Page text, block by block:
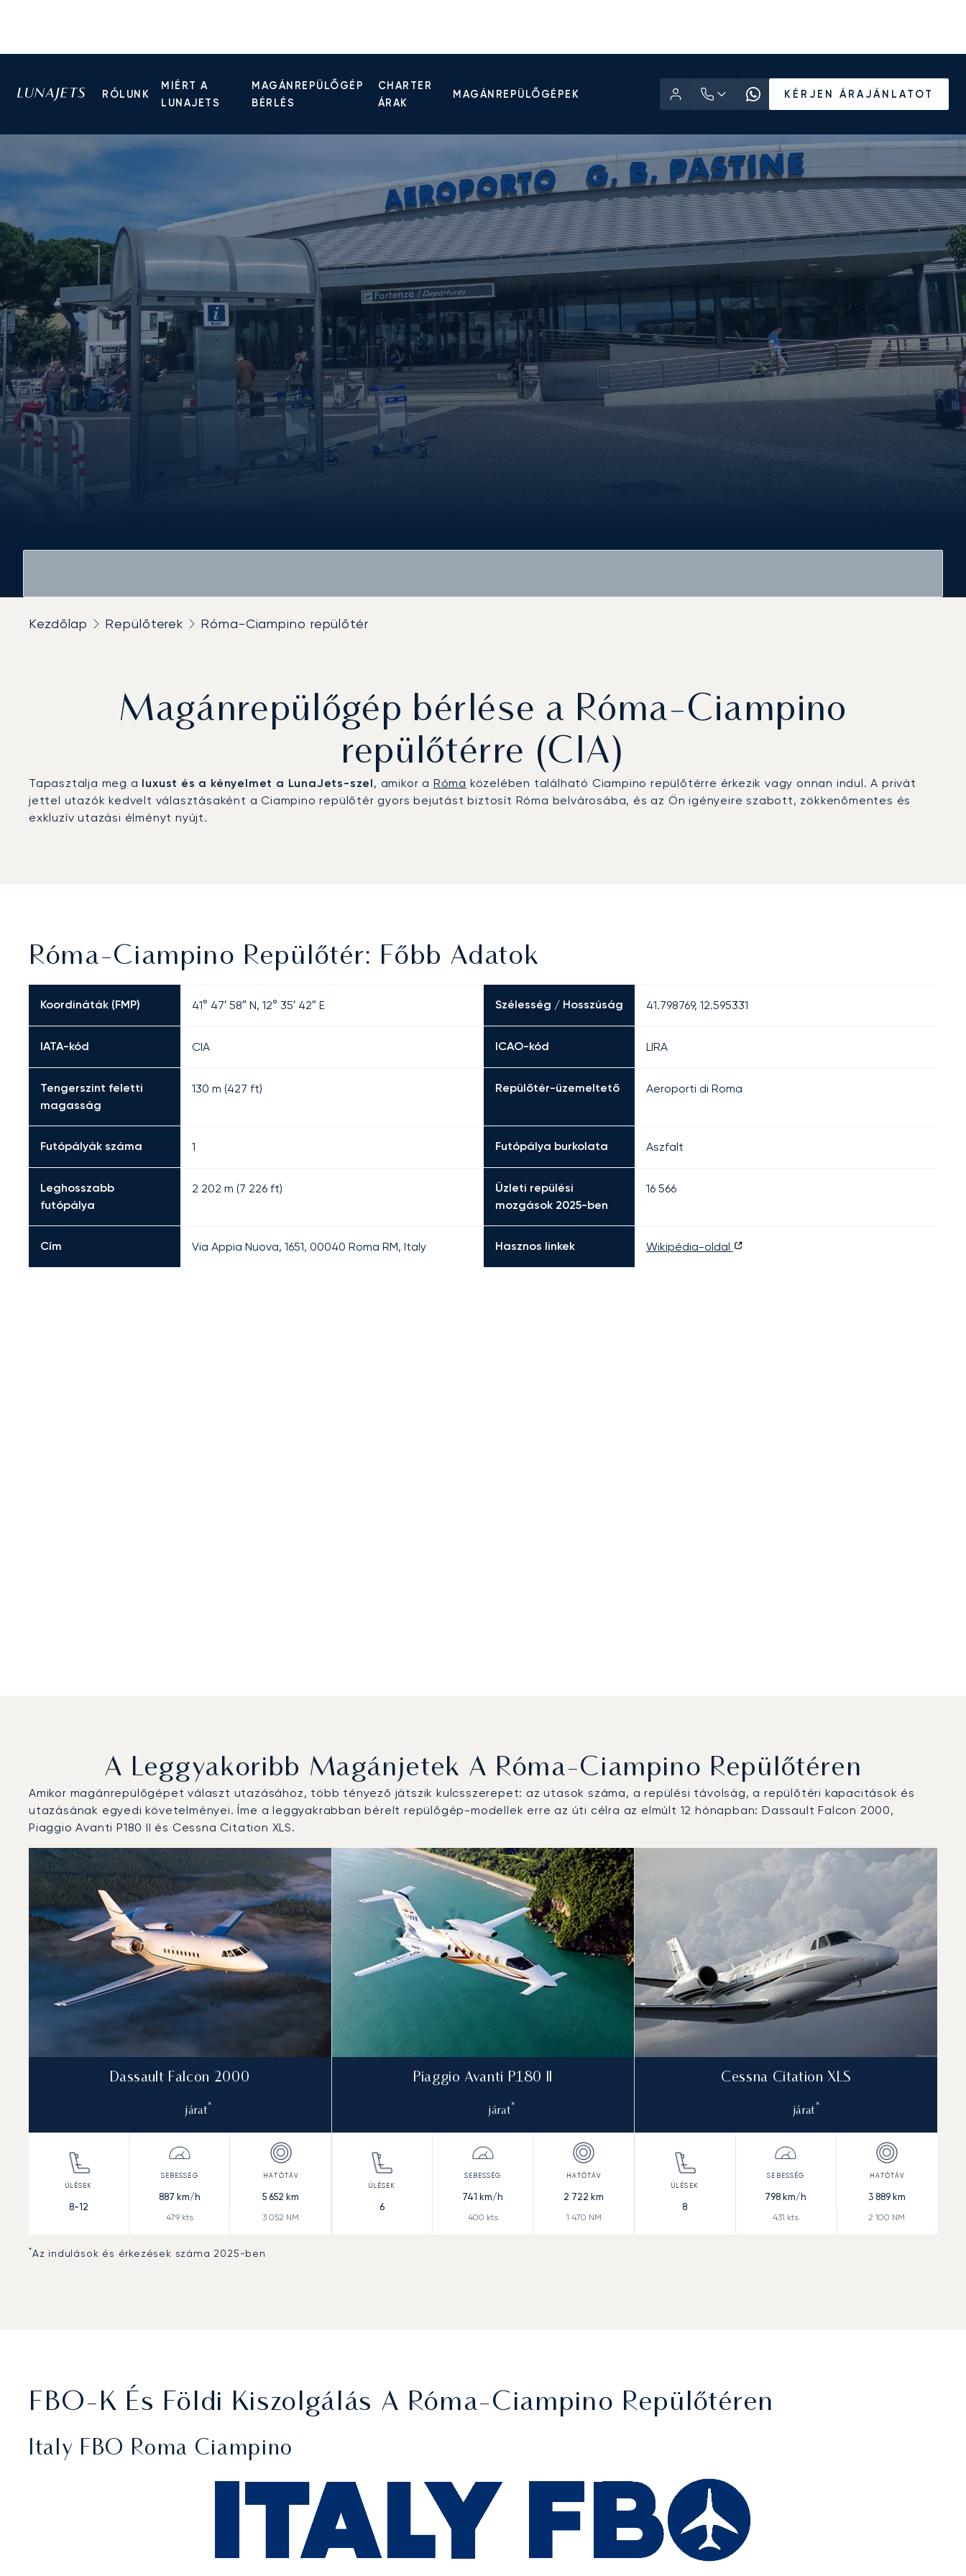
RÓLUNK
MIÉRT A
LUNAJETS
MAGÁNREPÜLŐGÉP
BÉRLÉS
CHARTER
ÁRAK
MAGÁNREPÜLŐGÉPEK KÉRJEN ÁRAJÁNLATOT
Kezdőlap Repülőterek Róma-Ciampino repülőtér
Magánrepülőgép bérlése a Róma-Ciampino
repülőtérre (CIA)
Tapasztalja meg a luxust és a kényelmet a LunaJets-szel, amikor a Róma közelében található Ciampino repülőtérre érkezik vagy onnan indul. A privát
jettel utazók kedvelt választásaként a Ciampino repülőtér gyors bejutást biztosít Róma belvárosába, és az Ön igényeire szabott, zökkenőmentes és
exkluzív utazási élményt nyújt.
Róma-Ciampino Repülőtér: Főbb Adatok
Koordináták (FMP) 41° 47′ 58″ N, 12° 35′ 42″ E Szélesség / Hosszúság 41.798769, 12.595331
IATA-kód CIA ICAO-kód LIRA
Tengerszint feletti
magasság
130 m (427 ft) Repülőtér-üzemeltető Aeroporti di Roma
Futópályák száma 1 Futópálya burkolata Aszfalt
Leghosszabb
futópálya
2 202 m (7 226ft)
Üzleti repülési
mozgások 2025-ben
16 566
Cím Via Appia Nuova, 1651, 00040 Roma RM, Italy Hasznos linkek Wikipédia-oldal
A Leggyakoribb Magánjetek A Róma-Ciampino Repülőtéren
Amikor magánrepülőgépet választ utazásához, több tényező játszik kulcsszerepet: az utasok száma, a repülési távolság, a repülőtéri kapacitások és
utazásának egyedi követelményei. Íme a leggyakrabban bérelt repülőgép-modellek erre az úti célra az elmúlt 12 hónapban: Dassault Falcon 2000,
Piaggio Avanti P180 II és Cessna Citation XLS.
Róma-Ciampino repülőtér : A 3 legtöbbet repült repülőgép-típus a repülési forgalom száma alapján 2025-ben
Repülőgép fotója Repülőgép-típus
Repülési forgalom 2025-ben
Ülőhelyek
Sebesség (km/h)
Sebesség (csomó)
Hatótávolság (km) Hatótávolság (NM)
Dassault Falcon 2000
járat*
8-12
887 km/h
479kts
5 652 km
3 052 NM
Piaggio Avanti P180 II
járat*
6
741 km/h
400 kts
2 722 km
1 470 NM
Cessna Citation XLS
járat *
8
798 km/h
431 kts
3 889km
2 100 NM
*Az indulások és érkezések száma 2025-ben
FBO-K És Földi Kiszolgálás A Róma-Ciampino Repülőtéren
Italy FBO Roma Ciampino